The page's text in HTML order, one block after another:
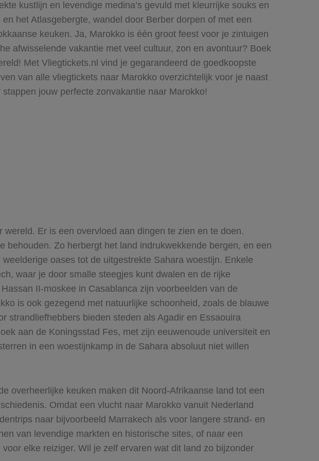
kustlijn en levendige medina’s gevuld met kleurrijke souks en
het Atlasgebergte, wandel door Berber dorpen of met een
keuken. Ja, Marokko is één groot feest voor je zintuigen
afwisselende vakantie met veel cultuur, zon en avontuur? Boek
Met Vliegtickets.nl vind je gegarandeerd de goedkoopste
van alle vliegtickets naar Marokko overzichtelijk voor je naast
jouw perfecte zonvakantie naar Marokko!
Er is een overvloed aan dingen te zien en te doen.
Zo herbergt het land indrukwekkende bergen, en een
oases tot de uitgestrekte Sahara woestijn. Enkele
waar je door smalle steegjes kunt dwalen en de rijke
II-moskee in Casablanca zijn voorbeelden van de
is ook gezegend met natuurlijke schoonheid, zoals de blauwe
strandliefhebbers bieden steden als Agadir en Essaouira
aan de Koningsstad Fes, met zijn eeuwenoude universiteit en
in een woestijnkamp in de Sahara absoluut niet willen
overheerlijke keuken maken dit Noord-Afrikaanse land tot een
Omdat een vlucht naar Marokko vanuit Nederland
naar bijvoorbeeld Marrakech als voor langere strand- en
van levendige markten en historische sites, of naar een
elke reiziger. Wil je zelf ervaren wat dit land zo bijzonder